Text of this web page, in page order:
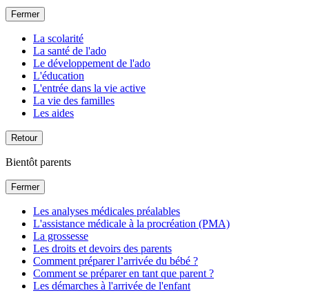
Fermer
La scolarité
La santé de l'ado
Le développement de l'ado
L'éducation
L'entrée dans la vie active
La vie des familles
Les aides
Retour
Bientôt parents
Fermer
Les analyses médicales préalables
L'assistance médicale à la procréation (PMA)
La grossesse
Les droits et devoirs des parents
Comment préparer l’arrivée du bébé ?
Comment se préparer en tant que parent ?
Les démarches à l'arrivée de l'enfant